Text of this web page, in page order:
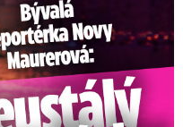
boj o lásku s ...